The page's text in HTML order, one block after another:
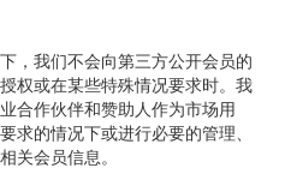
，我们不会向第三方公开会员的
权或在某些特殊情况要求时。我
合作伙伴和赞助人作为市场用
求的情况下或进行必要的管理、
关会员信息。